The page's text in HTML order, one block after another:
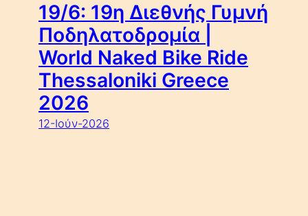
19/6: 19η Διεθνής Γυμνή
Ποδηλατοδρομία |
World Naked Bike Ride
Thessaloniki Greece
2026
12-Ιούν-2026